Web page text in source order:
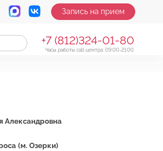
Запись на прием
+7 (812)324-01-80
Часы работы call-центра: 09:00-21:00
Александровна
(м. Озерки)